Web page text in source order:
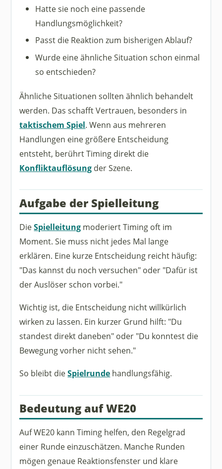
Hatte sie noch eine passende
Handlungsmöglichkeit?
Passt die Reaktion zum bisherigen Ablauf?
Wurde eine ähnliche Situation schon einmal
so entschieden?
Ähnliche Situationen sollten ähnlich behandelt
werden. Das schafft Vertrauen, besonders in
taktischem Spiel. Wenn aus mehreren
Handlungen eine größere Entscheidung
entsteht, berührt Timing direkt die
Konfliktauflösung der Szene.
Aufgabe der Spielleitung
DieSpielleitung moderiert Timing oft im
Moment. Sie muss nicht jedes Mal lange
erklären. Eine kurze Entscheidung reicht häufig:
"Das kannst du noch versuchen" oder "Dafür ist
der Auslöser schon vorbei."
Wichtig ist, die Entscheidung nicht willkürlich
wirken zu lassen. Ein kurzer Grund hilft: "Du
standest direkt daneben" oder "Du konntest die
Bewegung vorher nicht sehen."
So bleibt dieSpielrunde handlungsfähig.
Bedeutung auf WE20
Auf WE20 kann Timing helfen, den Regelgrad
einer Runde einzuschätzen. Manche Runden
mögen genaue Reaktionsfenster und klare